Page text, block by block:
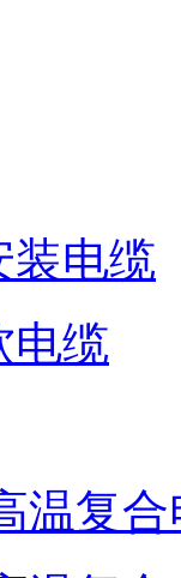
装电缆
电缆
温复合